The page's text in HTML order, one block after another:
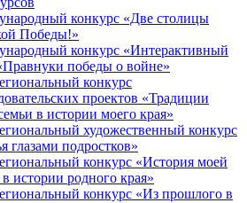
конкурс «Две столицы
Победы!»
конкурс «Интерактивный
победы о войне»
конкурс
проектов «Традиции
в истории моего края»
художественный конкурс
глазами подростков»
конкурс «История моей
истории родного края»
конкурс «Из прошлого в